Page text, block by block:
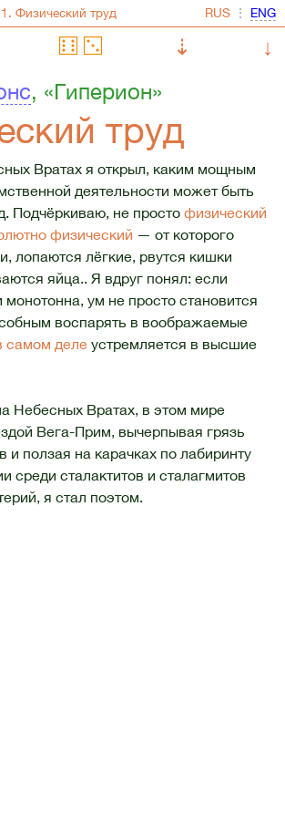
⋮
⇣
↓
, «Гиперион»
труд
Вратах я открыл, каким мощным
деятельности может быть
Подчёркиваю, не просто физический
физический — от которого
лопаются лёгкие, рвутся кишки
яйца.. Я вдруг понял: если
монотонна, ум не просто становится
воспарять в воображаемые
самом делеустремляется в высшие
Небесных Вратах, в этом мире
Вега-Прим, вычерпывая грязь
и ползая на карачках по лабиринту
среди сталактитов и сталагмитов
я стал поэтом.